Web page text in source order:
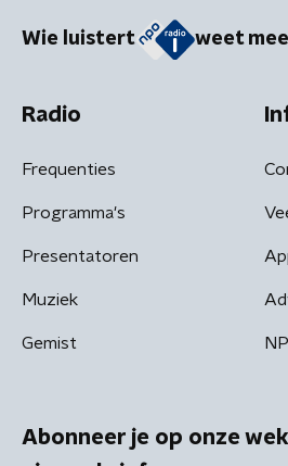
Wie luistert weet
Radio
Frequenties
Programma's
Presentatoren
Muziek
Gemist
Abonneer je op onze